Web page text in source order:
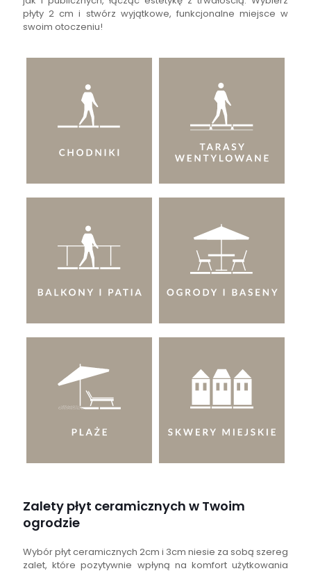
płyty 2 cm i stwórz wyjątkowe, funkcjonalne miejsce w
swoim otoczeniu!
Zalety płyt ceramicznych w Twoim
ogrodzie
Wybór płyt ceramicznych 2cm i 3cm niesie za sobą szereg
zalet, które pozytywnie wpłyną na komfort użytkowania